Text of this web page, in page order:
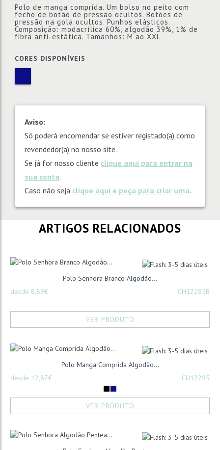
Polo de manga comprida. Um bolso no peito com
fecho de botão de pressão ocultos. Botões de
pressão na gola ocultos. Punhos elásticos.
Composição: modacrílica 60%, algodão 39%, 1% de
fibra anti-estática. Tamanhos: M ao XXL
CORES DISPONÍVEIS
Aviso:
Só poderá encomendar se estiver registado(a) como
revendedor(a) no nosso site.
Se já for nosso cliente clique aqui para entrar na
sua conta.
Caso não seja clique aqui e peça para criar uma.
ARTIGOS RELACIONADOS
Polo Senhora Branco Algodão...
desde 8,89€
CH12285B
VER PRODUTO
Polo Manga Comprida Algodão...
desde 12,87€
CH12295
VER PRODUTO